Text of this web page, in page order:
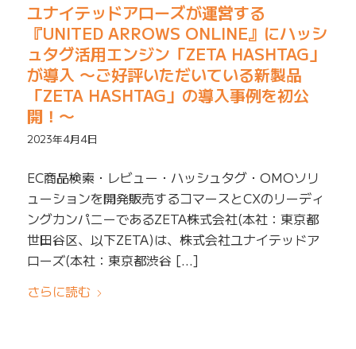
ユナイテッドアローズが運営する
『UNITED ARROWS ONLINE』にハッシ
ュタグ活用エンジン「ZETA HASHTAG」
が導入 〜ご好評いただいている新製品
「ZETA HASHTAG」の導入事例を初公
開！〜
2023年4月4日
EC商品検索・レビュー・ハッシュタグ・OMOソリ
ューションを開発販売するコマースとCXのリーディ
ングカンパニーであるZETA株式会社(本社：東京都
世田谷区、以下ZETA)は、株式会社ユナイテッドア
ローズ(本社：東京都渋谷 […]
さらに読む